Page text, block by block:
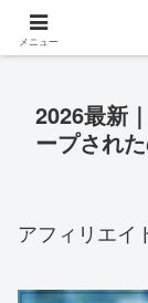
2026最新
ープされ
アフィリエイ
メニュー